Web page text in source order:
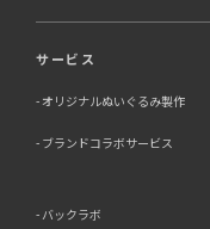
サービス
オリジナルぬいぐるみ製作
ブランドコラボサービス
バックラボ